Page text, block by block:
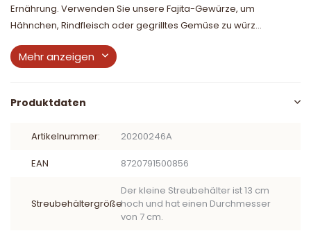
Ernährung. Verwenden Sie unsere Fajita-Gewürze, um
Hähnchen, Rindfleisch oder gegrilltes Gemüse zu würz...
Mehr anzeigen
Produktdaten
Artikelnummer: 20200246A
EAN 8720791500856
Streubehältergröße
Der kleine Streubehälter ist 13 cm
hoch und hat einen Durchmesser
von 7 cm.